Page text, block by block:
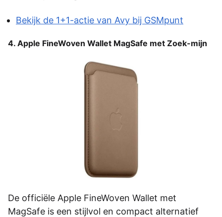
Bekijk de 1+1-actie van Avy bij GSMpunt
4. Apple FineWoven Wallet MagSafe met Zoek-mijn
De officiële Apple FineWoven Wallet met
MagSafe is een stijlvol en compact alternatief